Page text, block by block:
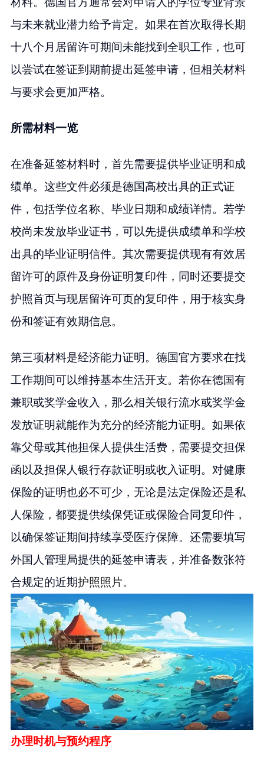
与未来就业潜力给予肯定。如果在首次取得长期
十八个月居留许可期间未能找到全职工作，也可
以尝试在签证到期前提出延签申请，但相关材料
与要求会更加严格。
所需材料一览
在准备延签材料时，首先需要提供毕业证明和成
绩单。这些文件必须是德国高校出具的正式证
件，包括学位名称、毕业日期和成绩详情。若学
校尚未发放毕业证书，可以先提供成绩单和学校
出具的毕业证明信件。其次需要提供现有有效居
留许可的原件及身份证明复印件，同时还要提交
护照首页与现居留许可页的复印件，用于核实身
份和签证有效期信息。
第三项材料是经济能力证明。德国官方要求在找
工作期间可以维持基本生活开支。若你在德国有
兼职或奖学金收入，那么相关银行流水或奖学金
发放证明就能作为充分的经济能力证明。如果依
靠父母或其他担保人提供生活费，需要提交担保
函以及担保人银行存款证明或收入证明。对健康
保险的证明也必不可少，无论是法定保险还是私
人保险，都要提供续保凭证或保险合同复印件，
以确保签证期间持续享受医疗保障。还需要填写
外国人管理局提供的延签申请表，并准备数张符
合规定的近期护照照片。
办理时机与预约程序